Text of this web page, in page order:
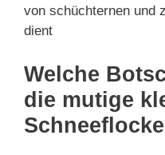
von schüchternen und
dient
Welche
die mutige